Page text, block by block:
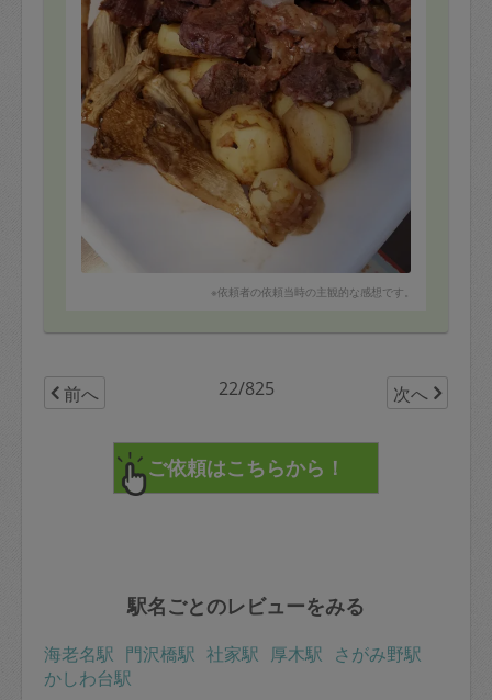
※依頼者の依頼当時の主観的な感想です。
前へ 22/825 次へ
駅名ごとのレビューをみる
海老名駅 門沢橋駅 社家駅 厚木駅 さがみ野駅
かしわ台駅